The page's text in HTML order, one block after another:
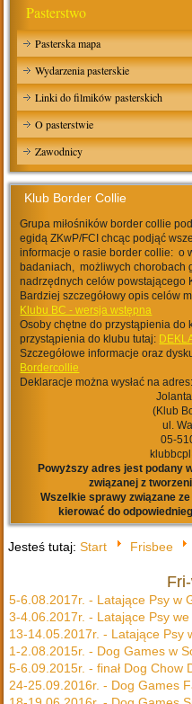
Pasterstwo
Pasterska mapa
Wydarzenia pasterskie
Linki do filmików pasterskich
O pasterstwie
Zawodnicy
Klub Border Collie
Grupa miłośników border collie
egidą ZKwP/FCI chcąc podjąć
informacje o rasie border collie: o
badaniach, możliwych chorobach
nadrzędnych celów powstającego
Bardziej szczegółowy opis celów
Klubu BC - wersja wstępna
Osoby chętne do przystąpienia
przystąpienia do klubu tutaj:
Szczegółowe informacje oraz
Bordercollie
Deklaracje można wysłać na adres:
(Klub
ul.
05-
Powyższy adres jest podany
związanej z
Wszelkie sprawy związane
kierować do
Jesteś tutaj:Start Frisbee
5-6.08.2017r. - Latające Psy w
3-4.06.2017r. - Latające Psy we
13-14.05.2017r. - Latające Psy
1-2.08.2015r. - Dog Games w
5-6.09.2015r. - finał Dog Chow
24-25.09.2016r. - Dog Games